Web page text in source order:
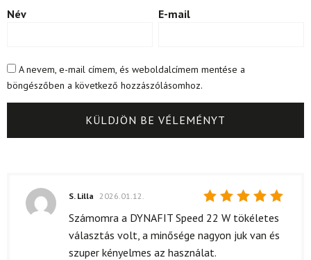
Név E-mail
A nevem, e-mail címem, és weboldalcímem mentése a
böngészőben a következő hozzászólásomhoz.
Értékelés:
S. Lilla 2026.01.12.
Számomra a DYNAFIT Speed 22 W tökéletes
választás volt, a minősége nagyon juk van és
szuper kényelmes az használat.